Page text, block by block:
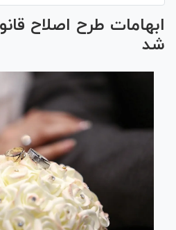
ابهامات طرح اصلاح
شد